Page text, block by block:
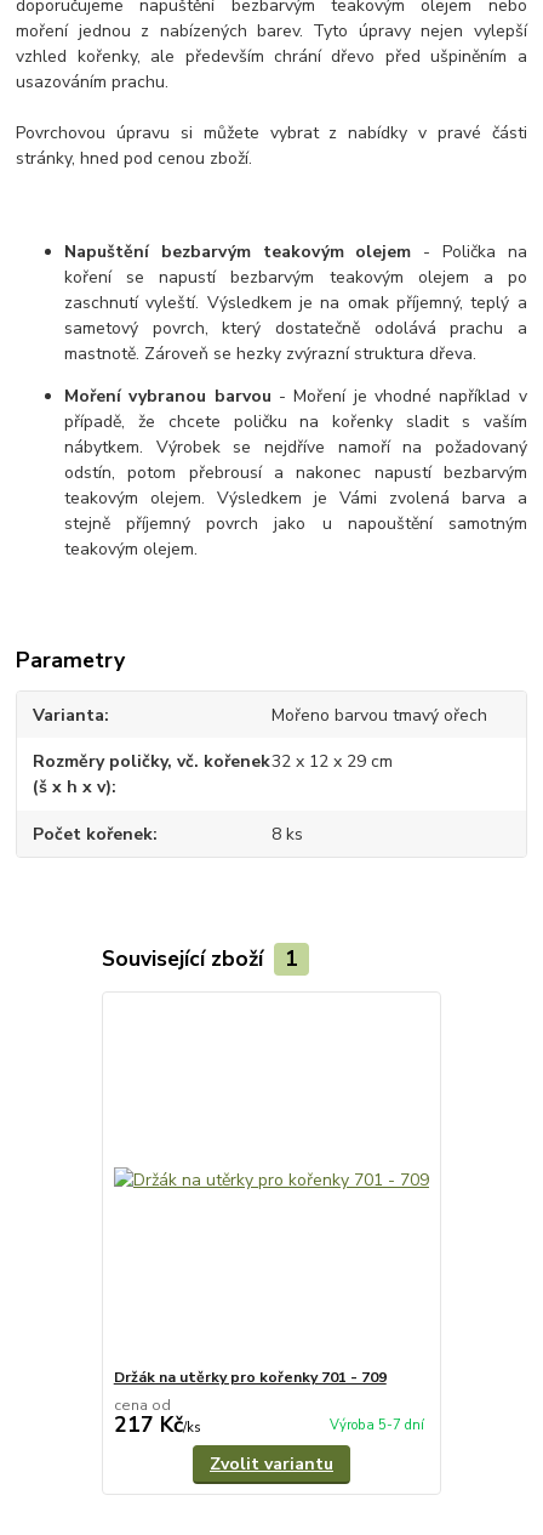
doporučujeme napuštění bezbarvým teakovým olejem nebo
moření jednou z nabízených barev. Tyto úpravy nejen vylepší
vzhled kořenky, ale především chrání dřevo před ušpiněním a
usazováním prachu.
Povrchovou úpravu si můžete vybrat z nabídky v pravé části
stránky, hned pod cenou zboží.
Napuštění bezbarvým teakovým olejem - Polička na
koření se napustí bezbarvým teakovým olejem a po
zaschnutí vyleští. Výsledkem je na omak příjemný, teplý a
sametový povrch, který dostatečně odolává prachu a
mastnotě. Zároveň se hezky zvýrazní struktura dřeva.
Moření vybranou barvou - Moření je vhodné například v
případě, že chcete poličku na kořenky sladit s vaším
nábytkem. Výrobek se nejdříve namoří na požadovaný
odstín, potom přebrousí a nakonec napustí bezbarvým
teakovým olejem. Výsledkem je Vámi zvolená barva a
stejně příjemný povrch jako u napouštění samotným
teakovým olejem.
Parametry
Varianta Mořeno barvou tmavý ořech
Rozměry poličky, vč. kořenek
(š x h x v)
32 x 12 x 29 cm
Počet kořenek 8 ks
Související zboží 1
Držák na utěrky pro kořenky 701 - 709
cena od
217 Kč/ks Výroba 5-7 dní
Zvolit variantu